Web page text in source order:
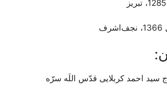
سید احمد کربلایی قدّس اللَه سرّه